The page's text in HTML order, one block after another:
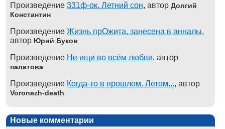
Произведение 331ф-ок. Летний сон, автор Долгий
Константин
Произведение Жизнь прОжита, занесена в анналы,
автор Юрий Буков
Произведение Не ищи во всём любви, автор
палатова
Произведение Когда-то в прошлом. Летом..., автор
Voronezh-death
Новые комментарии